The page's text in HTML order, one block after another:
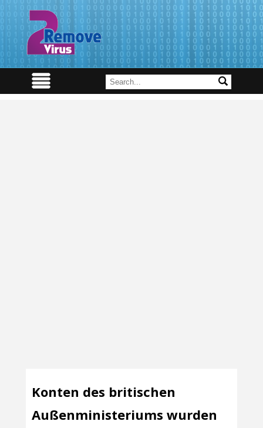
Konten des britischen
Außenministeriums wurden